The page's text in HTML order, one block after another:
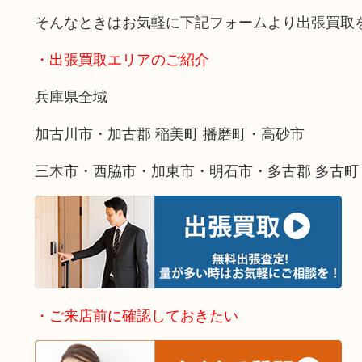
そんなときはお気軽に下記フォームより出張買取
・出張買取エリアのご紹介
兵庫県全域
加古川市・加古郡 稲美町 播磨町・高砂市
三木市・西脇市・加東市・明石市・多古郡 多古町
・ご来店前に確認しておきたい